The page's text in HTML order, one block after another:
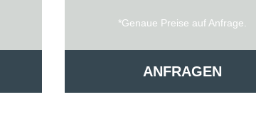
*Genaue Preise auf Anfrage.
ANFRAGEN